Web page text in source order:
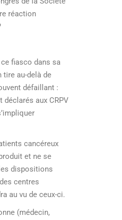
réaction
fiasco dans sa
au-delà de
défaillant :
déclarés aux CRPV
cancéreux
et ne se
dispositions
centres
au vu de ceux-ci.
(médecin,